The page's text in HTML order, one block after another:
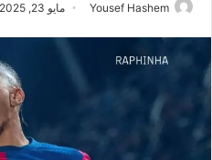
Yousef Hashem مايو 23, 2025